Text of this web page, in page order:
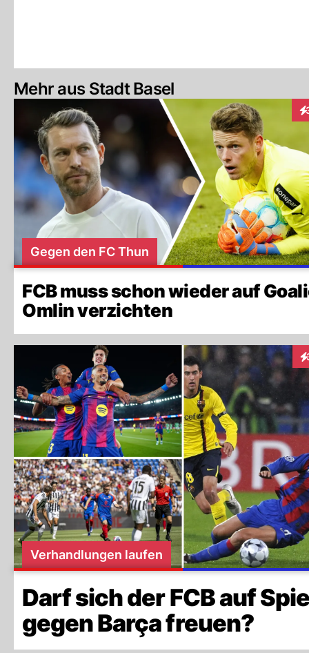
Mehr aus Stadt Basel
Gegen den FC Thun
FCB muss schon wieder auf
Omlin verzichten
Verhandlungen laufen
Darf sich der FCB auf
gegen Barça freuen?